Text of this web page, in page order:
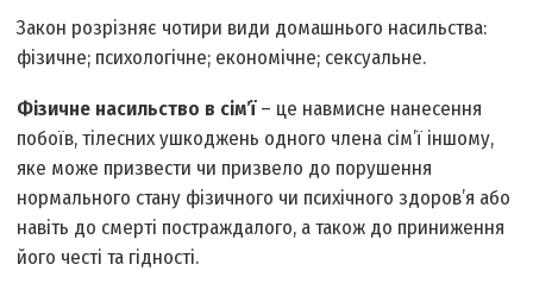
Закон розрізняє чотири види домашнього насильства:
фізичне; психологічне; економічне; сексуальне.
Фізичне насильство в сім’ї– це навмисне нанесення
побоїв, тілесних ушкоджень одного члена сім’ї іншому,
яке може призвести чи призвело до порушення
нормального стану фізичного чи психічного здоров’я або
навіть до смерті постраждалого, а також до приниження
його честі та гідності.